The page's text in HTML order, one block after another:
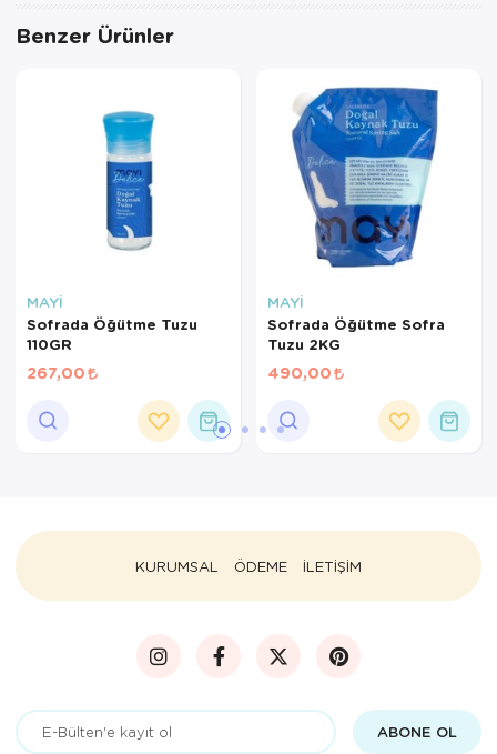
Benzer Ürünler
MAYİ
Sofrada Öğütme Tuzu
110GR
267,00
MAYİ
Sofrada Öğütme Sofra
Tuzu 2KG
490,00
KURUMSAL ÖDEME İLETİŞİM
ABONE OL